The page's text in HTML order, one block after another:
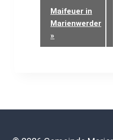
Maifeuer in
Marienwerder
»